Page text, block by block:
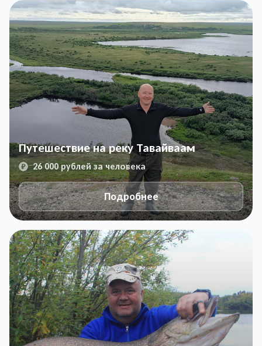
Путешествие на реку Тавайваам
26 000 рублей за человека
Подробнее